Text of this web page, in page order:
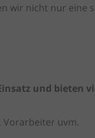
wir nicht nur eine
und bieten
Vorarbeiter uvm.